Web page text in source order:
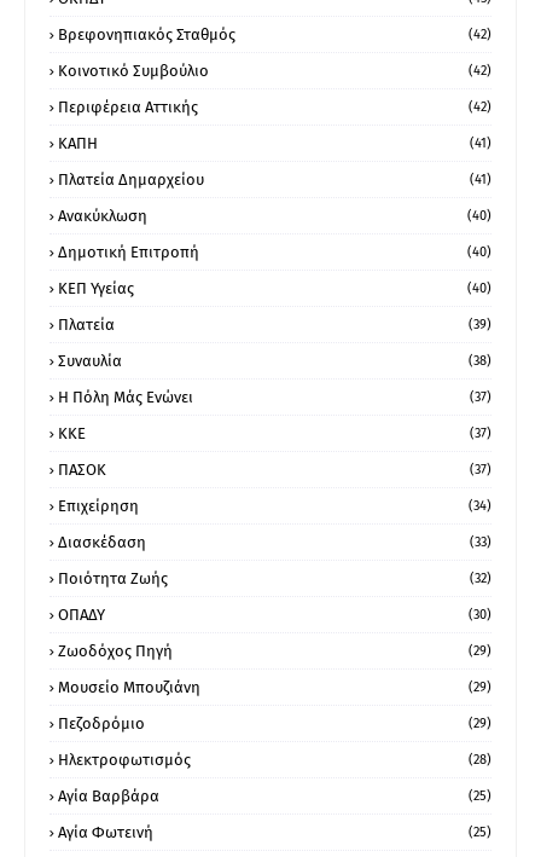
Βρεφονηπιακός Σταθμός (42)
Κοινοτικό Συμβούλιο (42)
Περιφέρεια Αττικής (42)
ΚΑΠΗ (41)
Πλατεία Δημαρχείου (41)
Ανακύκλωση (40)
Δημοτική Επιτροπή (40)
ΚΕΠ Υγείας (40)
Πλατεία (39)
Συναυλία (38)
Η Πόλη Μάς Ενώνει (37)
ΚΚΕ (37)
ΠΑΣΟΚ (37)
Επιχείρηση (34)
Διασκέδαση (33)
Ποιότητα Ζωής (32)
ΟΠΑΔΥ (30)
Ζωοδόχος Πηγή (29)
Μουσείο Μπουζιάνη (29)
Πεζοδρόμιο (29)
Ηλεκτροφωτισμός (28)
Αγία Βαρβάρα (25)
Αγία Φωτεινή (25)